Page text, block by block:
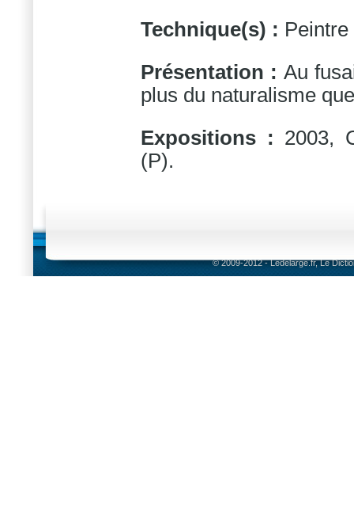
Technique(s) : Peintre
Présentation : Au
plus du naturalisme
Expositions : 2003,
(P).
© 2009-2012 - Ledelarge.fr, Le